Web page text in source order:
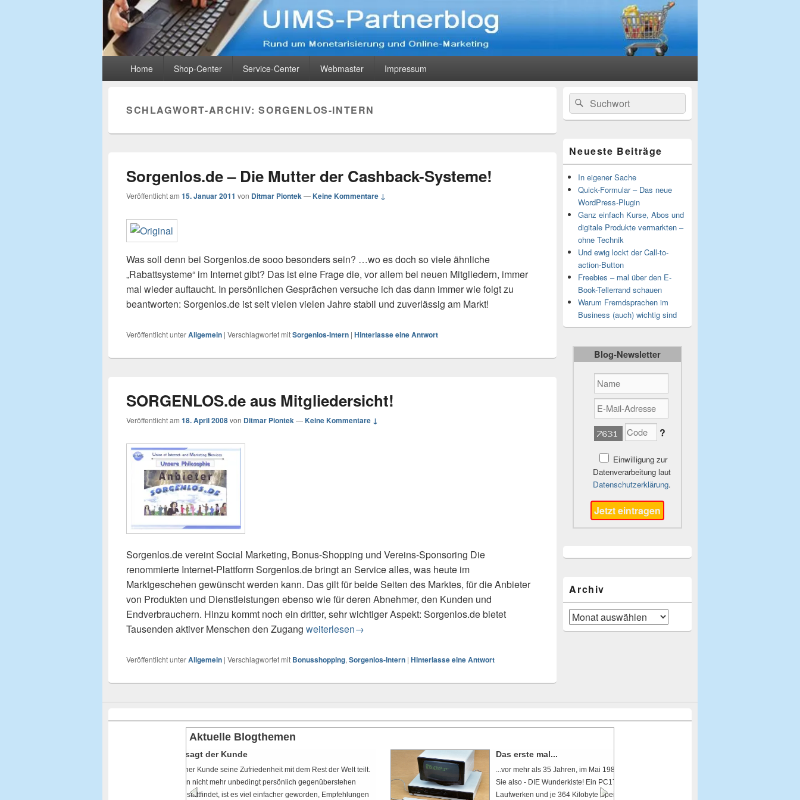
UIMS-Partnerblog
PrimäresHome Shop-Center Service-Center Webmaster Impressum
SCHLAGWORT-ARCHIV:SORGENLOS-INTERN
Sorgenlos.de – Die Mutter der Cashback-Systeme!
Veröffentlicht am 15. Januar 2011 von Ditmar Piontek—Keine Kommentare ↓
Was soll denn bei Sorgenlos.de sooo besonders sein? …wo es doch so viele ähnliche
„Rabattsysteme“ im Internet gibt? Das ist eine Frage die, vor allem bei neuen Mitgliedern, immer
mal wieder auftaucht. In persönlichen Gesprächen versuche ich das dann immer wie folgt zu
beantworten: Sorgenlos.de ist seit vielen vielen Jahre stabil und zuverlässig am Markt!
Veröffentlicht unterAllgemein | Verschlagwortet mitSorgenlos-Intern | Hinterlasse eine Antwort
SORGENLOS.de aus Mitgliedersicht!
Veröffentlicht am 18. April 2008von Ditmar Piontek—Keine Kommentare ↓
Sorgenlos.de vereint Social Marketing, Bonus-Shopping und Vereins-Sponsoring Die
renommierte Internet-Plattform Sorgenlos.de bringt an Service alles, was heute im
Marktgeschehen gewünscht werden kann. Das gilt für beide Seiten des Marktes, für die Anbieter
von Produkten und Dienstleistungen ebenso wie für deren Abnehmer, den Kunden und
Endverbrauchern. Hinzu kommt noch ein dritter, sehr wichtiger Aspekt: Sorgenlos.de bietet
Tausenden aktiver Menschen den Zugang SORGENLOS.de aus Mitgliedersicht!
weiterlesen→
Veröffentlicht unterAllgemein | Verschlagwortet mit Bonusshopping, Sorgenlos-Intern | Hinterlasse eine Antwort
Primärer
Seitenleisten-
Widgetbereich
Suchen
nach:
Suchen
Neueste Beiträge
In eigener Sache
Quick-Formular – Das neue
WordPress-Plugin
Ganz einfach Kurse, Abos und
digitale Produkte vermarkten –
ohne Technik
Und ewig lockt der Call-to-
action-Button
Freebies – mal über den E-
Book-Tellerrand schauen
Warum Fremdsprachen im
Business (auch) wichtig sind
Blog-Newsletter
?
Einwilligung zur
Datenverarbeitung laut
Datenschutzerklärung.
Archiv
Archiv
Aktuelle Blogthemen
...vor mehr als 35 Jahren, im Mai 1987, saß ich das erste Mal vor einem PC! Das war
Sie also - DIE Wunderkiste! Ein PC1715 von Robotron, mit zwei 5 1/2 Zoll Floppydisk-
Laufwerken und je 364 Kilobyte Speicherkapatzität. ...WOW, der blanke Wahnsinn!